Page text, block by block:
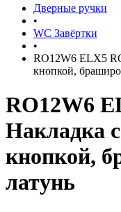
Дверные ручки
•
WC Завёртки
•
RO12W6 ELX5
кнопкой,
RO12W6
Накладка
кнопкой,
латунь